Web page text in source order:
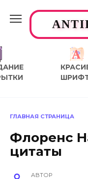
содержанию
ГЛАВНАЯ СТРАНИЦА
Флоренс
цитаты
АВТОР